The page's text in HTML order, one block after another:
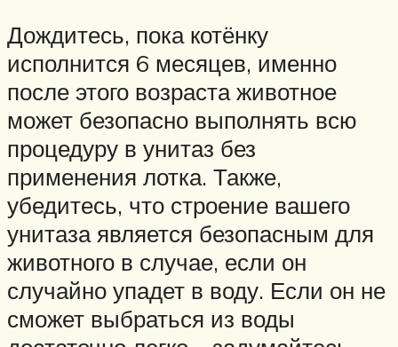
Дождитесь, пока котёнку
исполнится 6 месяцев, именно
после этого возраста животное
может безопасно выполнять всю
процедуру в унитаз без
применения лотка. Также,
убедитесь, что строение вашего
унитаза является безопасным для
животного в случае, если он
случайно упадет в воду. Если он не
сможет выбраться из воды